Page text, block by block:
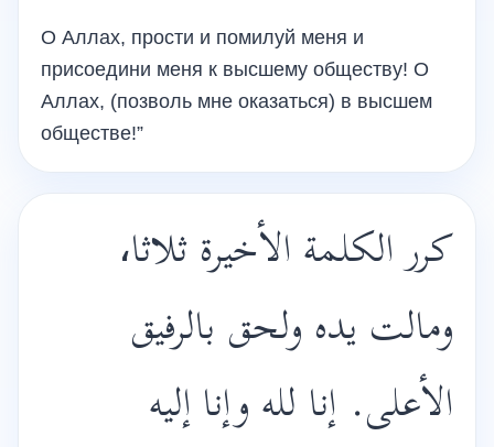
О Аллах, прости и помилуй меня и
присоедини меня к высшему обществу! О
Аллах, (позволь мне оказаться) в высшем
обществе!”
كرر الكلمة الأخيرة ثلاثا،
ومالت يده ولحق بالرفيق
الأعلى. إنا لله وإنا إليه